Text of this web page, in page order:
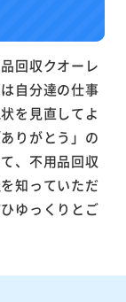
回収クオーレ
自分達の仕事
を見直してよ
りがとう」の
、不用品回収
知っていただ
ゆっくりとご